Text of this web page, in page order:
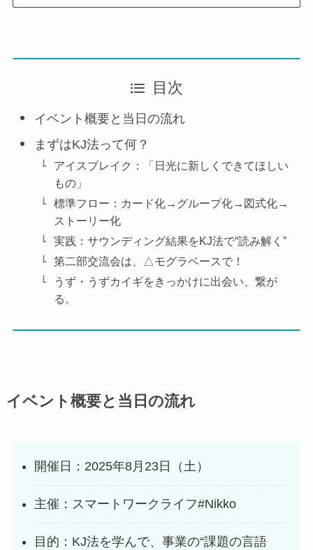
目次
イベント概要と当日の流れ
まずはKJ法って何？
アイスブレイク：「日光に新しくできてほしい
もの」
標準フロー：カード化→グループ化→図式化→
ストーリー化
実践：サウンディング結果をKJ法で“読み解く”
第二部交流会は、△モグラベースで！
うず・うずカイギをきっかけに出会い、繋が
る。
イベント概要と当日の流れ
開催日：2025年8月23日（土）
主催：スマートワークライフ#Nikko
目的：KJ法を学んで、事業の“課題の言語